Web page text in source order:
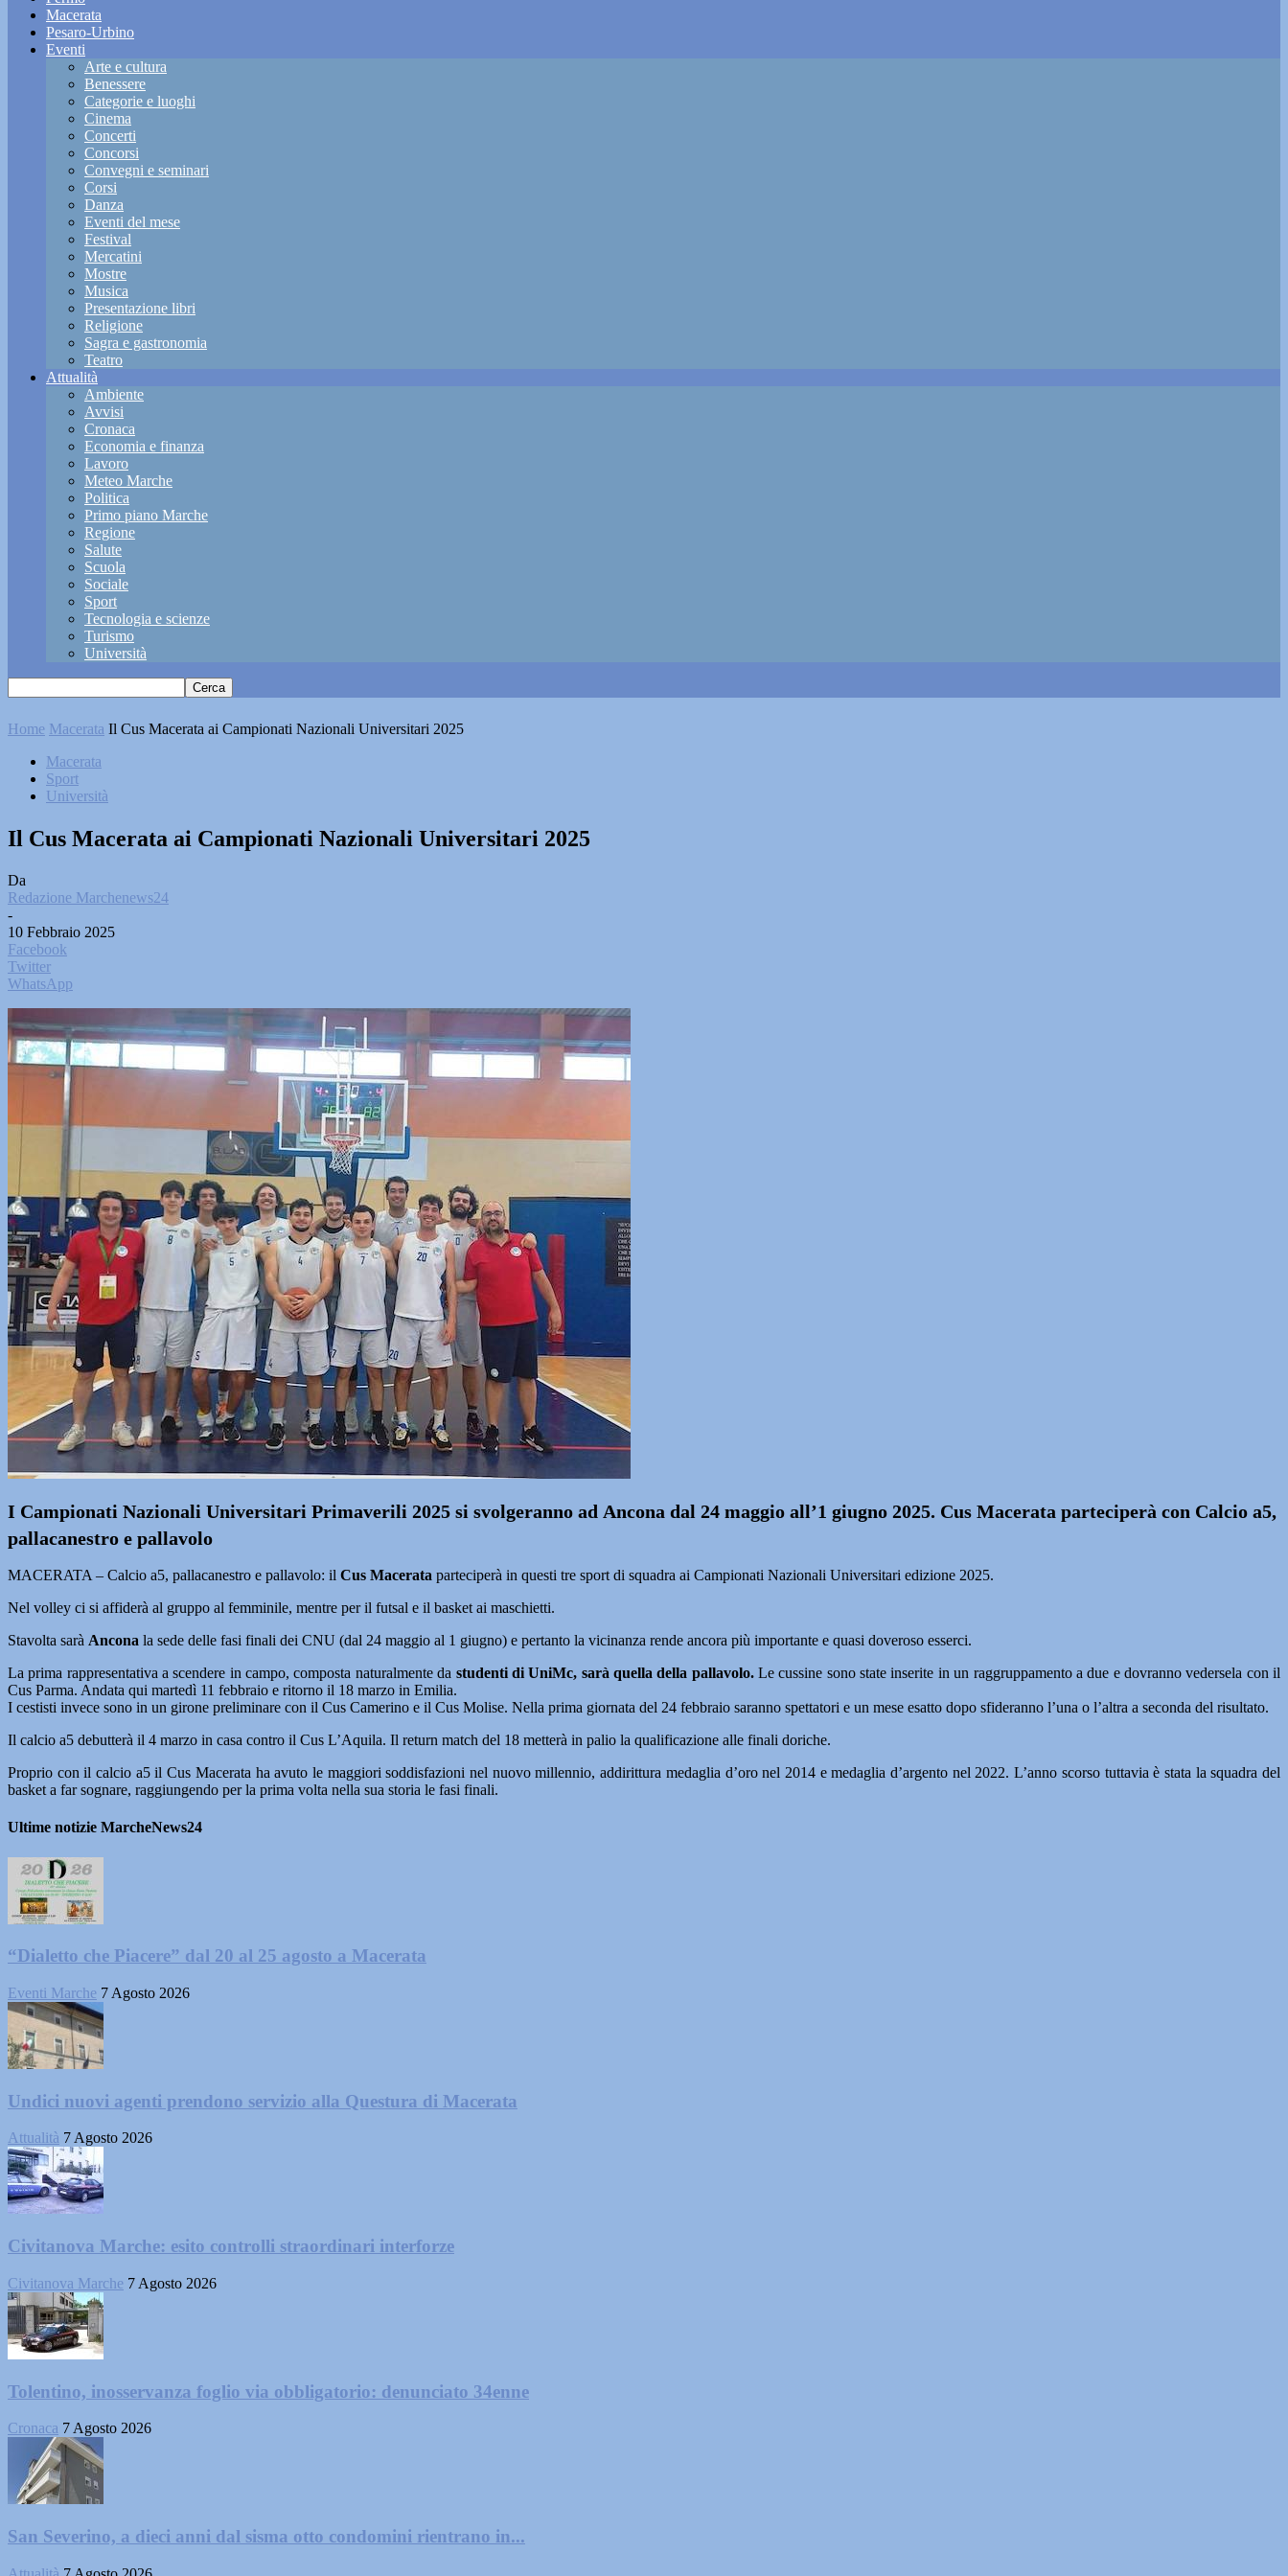
Macerata
Pesaro-Urbino
Eventi
Arte e cultura
Benessere
Categorie e luoghi
Cinema
Concerti
Concorsi
Convegni e seminari
Corsi
Danza
Eventi del mese
Festival
Mercatini
Mostre
Musica
Presentazione libri
Religione
Sagra e gastronomia
Teatro
Attualità
Ambiente
Avvisi
Cronaca
Economia e finanza
Lavoro
Meteo Marche
Politica
Primo piano Marche
Regione
Salute
Scuola
Sociale
Sport
Tecnologia e scienze
Turismo
Università
Home Macerata Il Cus Macerata ai Campionati Nazionali Universitari 2025
Macerata
Sport
Università
Il Cus Macerata ai Campionati Nazionali Universitari 2025
Da
Redazione Marchenews24
-
10 Febbraio 2025
Facebook
Twitter
WhatsApp
I Campionati Nazionali Universitari Primaverili 2025 si svolgeranno ad Ancona dal 24 maggio all’1 giugno 2025. Cus Macerata parteciperà con Calcio a5,
pallacanestro e pallavolo
MACERATA – Calcio a5, pallacanestro e pallavolo: il Cus Macerata parteciperà in questi tre sport di squadra ai Campionati Nazionali Universitari edizione 2025.
Nel volley ci si affiderà al gruppo al femminile, mentre per il futsal e il basket ai maschietti.
Stavolta sarà Ancona la sede delle fasi finali dei CNU (dal 24 maggio al 1 giugno) e pertanto la vicinanza rende ancora più importante e quasi doveroso esserci.
La prima rappresentativa a scendere in campo, composta naturalmente da studenti di UniMc, sarà quella della pallavolo.Le cussine sono state inserite in un raggruppamento a due e dovranno vedersela con il
Cus Parma. Andata qui martedì 11 febbraio e ritorno il 18 marzo in Emilia.
I cestisti invece sono in un girone preliminare con il Cus Camerino e il Cus Molise. Nella prima giornata del 24 febbraio saranno spettatori e un mese esatto dopo sfideranno l’una o l’altra a seconda del risultato.
Il calcio a5 debutterà il 4 marzo in casa contro il Cus L’Aquila. Il return match del 18 metterà in palio la qualificazione alle finali doriche.
Proprio con il calcio a5 il Cus Macerata ha avuto le maggiori soddisfazioni nel nuovo millennio, addirittura medaglia d’oro nel 2014 e medaglia d’argento nel 2022. L’anno scorso tuttavia è stata la squadra del
basket a far sognare, raggiungendo per la prima volta nella sua storia le fasi finali.
Ultime notizie MarcheNews24
“Dialetto che Piacere” dal 20 al 25 agosto a Macerata
Eventi Marche 7 Agosto 2026
Undici nuovi agenti prendono servizio alla Questura di Macerata
Attualità 7 Agosto 2026
Civitanova Marche: esito controlli straordinari interforze
Civitanova Marche 7 Agosto 2026
Tolentino, inosservanza foglio via obbligatorio: denunciato 34enne
Cronaca 7 Agosto 2026
San Severino, a dieci anni dal sisma otto condomini rientrano in...